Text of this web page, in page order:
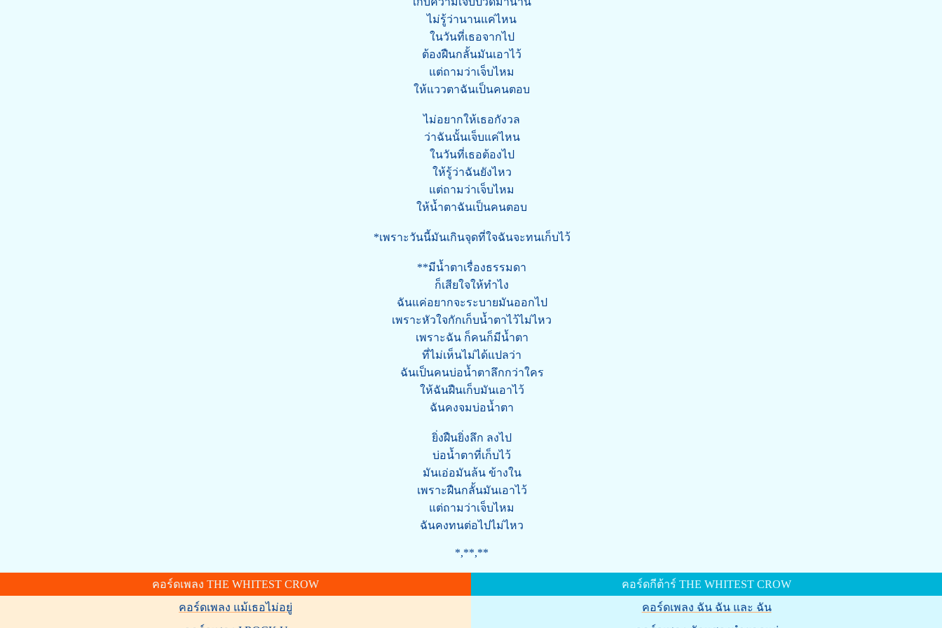
ไม่รู้ว่านานแค่ไหน
ในวันที่เธอจากไป
ต้องฝืนกลั้นมันเอาไว้
แต่ถามว่าเจ็บไหม
ให้แววตาฉันเป็นคนตอบ
ไม่อยากให้เธอกังวล
ว่าฉันนั้นเจ็บแค่ไหน
ในวันที่เธอต้องไป
ให้รู้ว่าฉันยังไหว
แต่ถามว่าเจ็บไหม
ให้น้ำตาฉันเป็นคนตอบ
*เพราะวันนี้มันเกินจุดที่ใจฉันจะทนเก็บไว้
**มีน้ำตาเรื่องธรรมดา
ก็เสียใจให้ทำไง
ฉันแค่อยากจะระบายมันออกไป
เพราะหัวใจกักเก็บน้ำตาไว้ไม่ไหว
เพราะฉัน ก็คนก็มีน้ำตา
ที่ไม่เห็นไม่ได้แปลว่า
ฉันเป็นคนบ่อน้ำตาลึกกว่าใคร
ให้ฉันฝืนเก็บมันเอาไว้
ฉันคงจมบ่อน้ำตา
ยิ่งฝืนยิ่งลึก ลงไป
บ่อน้ำตาที่เก็บไว้
มันเอ่อมันล้น ข้างใน
เพราะฝืนกลั้นมันเอาไว้
แต่ถามว่าเจ็บไหม
ฉันคงทนต่อไปไม่ไหว
*,**,**
คอร์ดเพลง THE WHITEST CROW
คอร์ดเพลง แม้เธอไม่อยู่
คอร์ดกีต้าร์ THE WHITEST CROW
คอร์ดเพลง ฉัน ฉัน และ ฉัน